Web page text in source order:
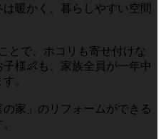
暖かく、暮らしやすい空間
とで、ホコリも寄せ付けな
様👶も、家族全員が一年中
。
家」のリフォームができる